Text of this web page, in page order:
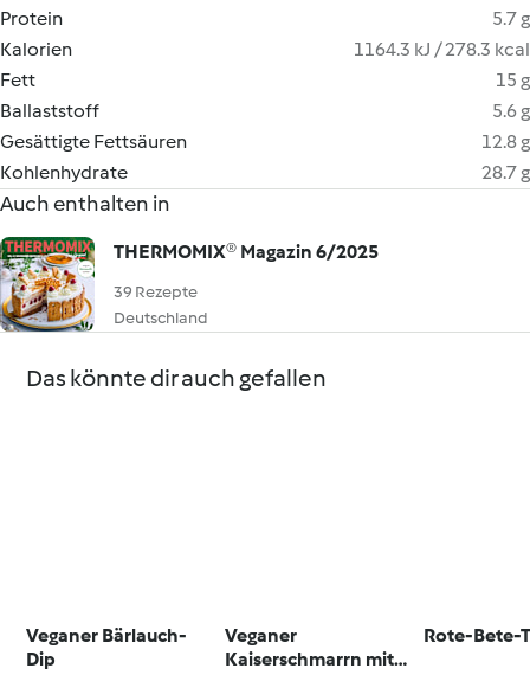
Protein
5.7 g
Kalorien
1164.3 kJ / 278.3 kcal
Fett
15 g
Ballaststoff
5.6 g
Gesättigte Fettsäuren
12.8 g
Kohlenhydrate
28.7 g
Auch enthalten in
THERMOMIX® Magazin 6/2025
39 Rezepte
Deutschland
Das könnte dir auch gefallen
Veganer Bärlauch-
Dip
Veganer
Kaiserschmarrn mit
Rote-Bete-